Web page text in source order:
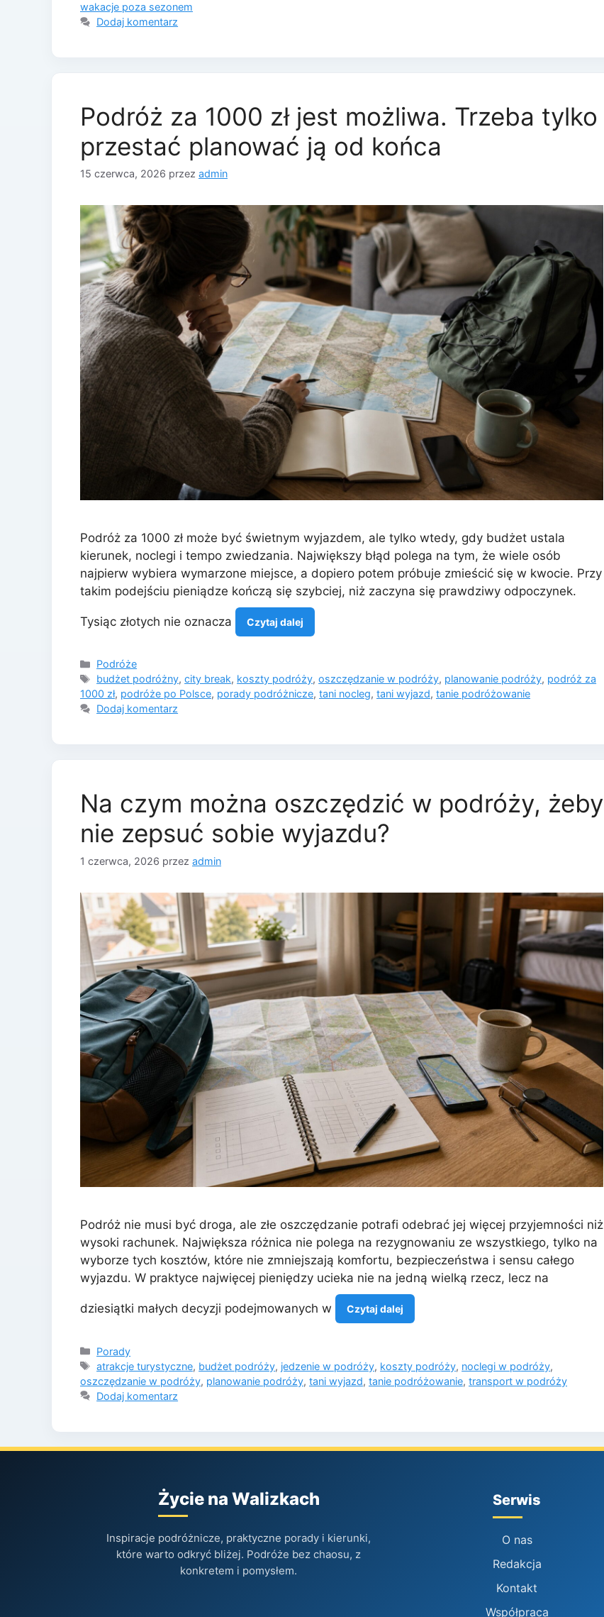
wakacje poza sezonem
Dodaj komentarz
Podróż za 1000 zł jest możliwa. Trzeba tylko
przestać planować ją od końca
15 czerwca, 2026 przez admin
Podróż za 1000 zł może być świetnym wyjazdem, ale tylko wtedy, gdy budżet ustala
kierunek, noclegi i tempo zwiedzania. Największy błąd polega na tym, że wiele osób
najpierw wybiera wymarzone miejsce, a dopiero potem próbuje zmieścić się w kwocie. Przy
takim podejściu pieniądze kończą się szybciej, niż zaczyna się prawdziwy odpoczynek.
Tysiąc złotych nie oznacza Czytaj dalej
Kategorie
Podróże
Tagi
budżet podróżny,city break, koszty podróży,oszczędzanie w podróży, planowanie podróży, podróż za
1000 zł, podróże po Polsce, porady podróżnicze, tani nocleg, tani wyjazd, tanie podróżowanie
Dodaj komentarz
Na czym można oszczędzić w podróży, żeby
nie zepsuć sobie wyjazdu?
1 czerwca, 2026 przez admin
Podróż nie musi być droga, ale złe oszczędzanie potrafi odebrać jej więcej przyjemności niż
wysoki rachunek. Największa różnica nie polega na rezygnowaniu ze wszystkiego, tylko na
wyborze tych kosztów, które nie zmniejszają komfortu, bezpieczeństwa i sensu całego
wyjazdu. W praktyce najwięcej pieniędzy ucieka nie na jedną wielką rzecz, lecz na
dziesiątki małych decyzji podejmowanych w Czytaj dalej
Kategorie
Porady
Tagi
atrakcje turystyczne, budżet podróży, jedzenie w podróży, koszty podróży, noclegi w podróży,
oszczędzanie w podróży, planowanie podróży, tani wyjazd, tanie podróżowanie, transport w podróży
Dodaj komentarz
Życie na Walizkach
Inspiracje podróżnicze, praktyczne porady i kierunki,
które warto odkryć bliżej. Podróże bez chaosu, z
konkretem i pomysłem.
Serwis
O nas
Redakcja
Kontakt
Współpraca